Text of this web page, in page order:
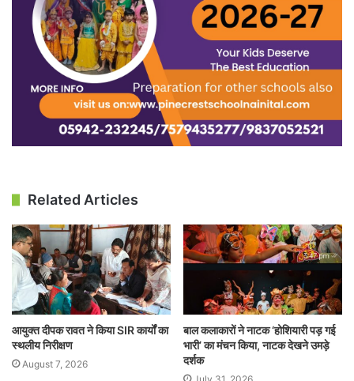
Related Articles
आयुक्त दीपक रावत ने किया SIR कार्यों का
स्थलीय निरीक्षण
August 7, 2026
बाल कलाकारों ने नाटक ‘होशियारी पड़ गई
भारी’ का मंचन किया, नाटक देखने उमड़े
दर्शक